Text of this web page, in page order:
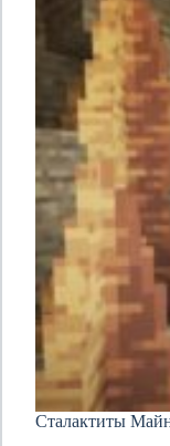
Сталактиты